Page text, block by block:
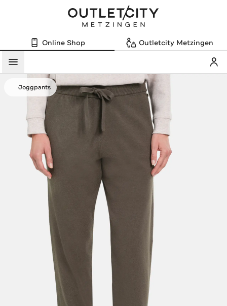
Online Shop Outletcity Metzingen
Menü
Joggpants